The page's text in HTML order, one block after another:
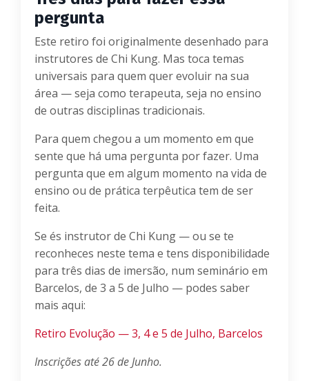
pergunta
Este retiro foi originalmente desenhado para
instrutores de Chi Kung. Mas toca temas
universais para quem quer evoluir na sua
área — seja como terapeuta, seja no ensino
de outras disciplinas tradicionais.
Para quem chegou a um momento em que
sente que há uma pergunta por fazer. Uma
pergunta que em algum momento na vida de
ensino ou de prática terpêutica tem de ser
feita.
Se és instrutor de Chi Kung — ou se te
reconheces neste tema e tens disponibilidade
para três dias de imersão, num seminário em
Barcelos, de 3 a 5 de Julho — podes saber
mais aqui:
Retiro Evolução — 3, 4 e 5 de Julho, Barcelos
Inscrições até 26 de Junho.